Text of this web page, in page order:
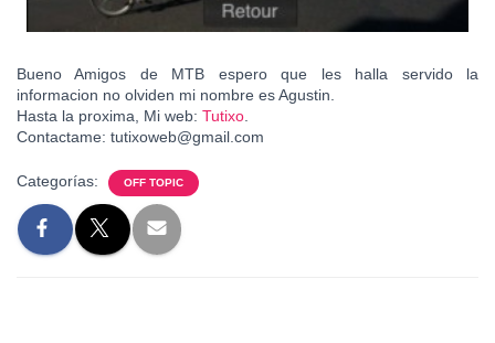
Bueno Amigos de MTB espero que les halla servido la
informacion no olviden mi nombre es Agustin.
Hasta la proxima, Mi web: Tutixo
Contactame: tutixoweb@gmail.com
Categorías: OFF TOPIC